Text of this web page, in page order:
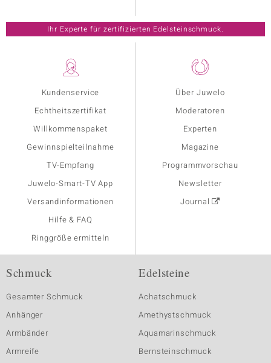
Kundenservice
Echtheitszertifikat
Willkommenspaket
Gewinnspielteilnahme
TV-Empfang
Juwelo-Smart-TV App
Versandinformationen
Hilfe & FAQ
Ringgröße ermitteln
Über Juwelo
Moderatoren
Experten
Magazine
Programmvorschau
Newsletter
Journal
Ihr Experte für zertifizierten Edelsteinschmuck.
Schmuck
Gesamter Schmuck
Anhänger
Armbänder
Armreife
Edelsteine
Achatschmuck
Amethystschmuck
Aquamarinschmuck
Bernsteinschmuck